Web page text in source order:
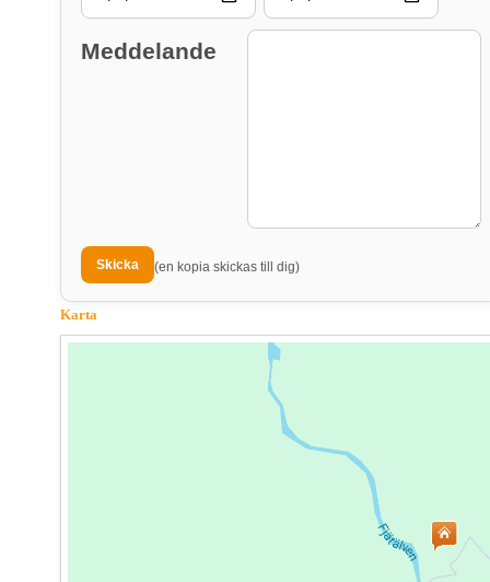
Meddelande
(en kopia skickas till dig)
Karta